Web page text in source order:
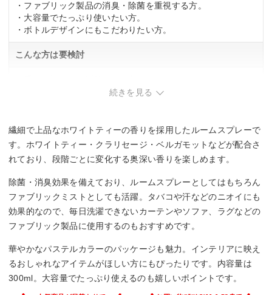
・ファブリック製品の消臭・除菌を重視する方。
・大容量でたっぷり使いたい方。
・ボトルデザインにもこだわりたい方。
こんな方は要検討
続きを見る
繊細で上品なホワイトティーの香りを採用したルームスプレーで
す。ホワイトティー・クラリセージ・ベルガモットなどが配合さ
れており、段階ごとに変化する奥深い香りを楽しめます。
除菌・消臭効果を備えており、ルームスプレーとしてはもちろん
ファブリックミストとしても活躍。タバコや汗などのニオイにも
効果的なので、毎日洗濯できないカーテンやソファ、ラグなどの
ファブリック製品に使用するのもおすすめです。
華やかなパステルカラーのパッケージも魅力。インテリアに映え
るおしゃれなアイテムがほしい方にもぴったりです。内容量は
300ml。大容量でたっぷり使えるのも嬉しいポイントです。